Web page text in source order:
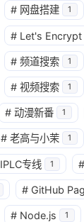
# 网盘搭建 1
# Let's Encrypt
# 频道搜索 1
# 视频搜索 1
# 动漫新番 1
# 老高与小茉 1
IPLC专线 1 #
# GitHub
# Node.js 1